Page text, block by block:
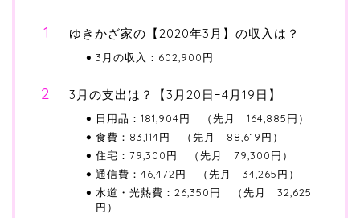
ゆきかざ家の【2020年3月】の収入は？
3月の収入：602,900円
3月の支出は？【3月20日ｰ4月19日】
日用品：181,904円 （先月 164,885円）
食費：83,114円 （先月 88,619円）
住宅：79,300円 （先月 79,300円）
通信費：46,472円 （先月 34,265円）
水道・光熱費：26,350円 （先月 32,625
円）